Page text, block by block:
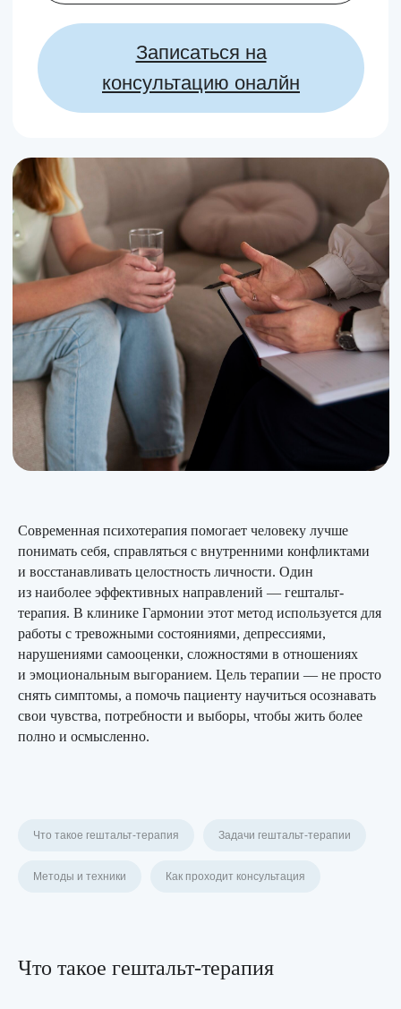
Современная психотерапия помогает человеку лучше
понимать себя, справляться с внутренними конфликтами
и восстанавливать целостность личности. Один
из наиболее эффективных направлений — гештальт-
терапия. В клинике Гармонии этот метод используется для
работы с тревожными состояниями, депрессиями,
нарушениями самооценки, сложностями в отношениях
и эмоциональным выгоранием. Цель терапии — не просто
снять симптомы, а помочь пациенту научиться осознавать
свои чувства, потребности и выборы, чтобы жить более
полно и осмысленно.
Что такое гештальт-терапия Задачи гештальт-терапии
Методы и техники Как проходит консультация
Что такое гештальт-терапия